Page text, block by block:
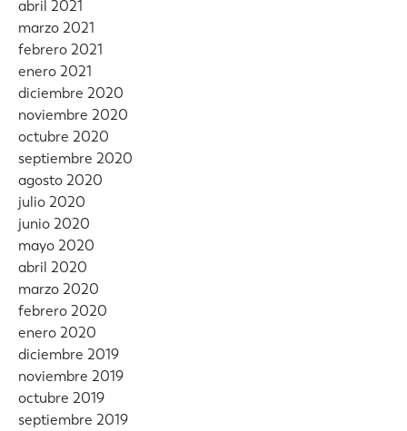
abril 2021
marzo 2021
febrero 2021
enero 2021
diciembre 2020
noviembre 2020
octubre 2020
septiembre 2020
agosto 2020
julio 2020
junio 2020
mayo 2020
abril 2020
marzo 2020
febrero 2020
enero 2020
diciembre 2019
noviembre 2019
octubre 2019
septiembre 2019